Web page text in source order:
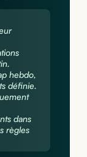
hebdo,
définie.
dans
règles